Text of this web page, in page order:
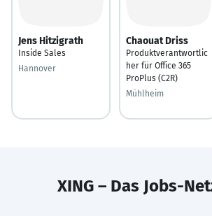
Jens Hitzigrath
Inside Sales
Hannover
Chaouat Driss
Produktverantwortlic
her für Office 365
ProPlus (C2R)
Mühlheim
XING – Das Jobs-